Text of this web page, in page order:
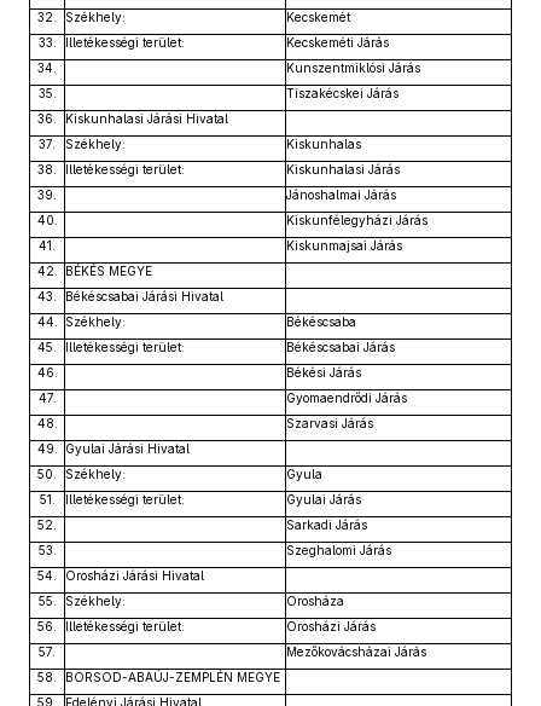
32.
Székhely:
Kecskemét
33.
Illetékességi terület:
Kecskeméti Járás
34.
Kunszentmiklósi Járás
35.
Tiszakécskei Járás
36.
Kiskunhalasi Járási Hivatal
37.
Székhely:
Kiskunhalas
38.
Illetékességi terület:
Kiskunhalasi Járás
39.
Jánoshalmai Járás
40.
Kiskunfélegyházi Járás
41.
Kiskunmajsai Járás
42.
BÉKÉS MEGYE
43.
Békéscsabai Járási Hivatal
44.
Székhely:
Békéscsaba
45.
Illetékességi terület:
Békéscsabai Járás
46.
Békési Járás
47.
Gyomaendrődi Járás
48.
Szarvasi Járás
49.
Gyulai Járási Hivatal
50.
Székhely:
Gyula
51.
Illetékességi terület:
Gyulai Járás
52.
Sarkadi Járás
53.
Szeghalomi Járás
54.
Orosházi Járási Hivatal
55.
Székhely:
Orosháza
56.
Illetékességi terület:
Orosházi Járás
57.
Mezőkovácsházai Járás
58.
BORSOD-ABAÚJ-ZEMPLÉN MEGYE
59.
Edelényi Járási Hivatal